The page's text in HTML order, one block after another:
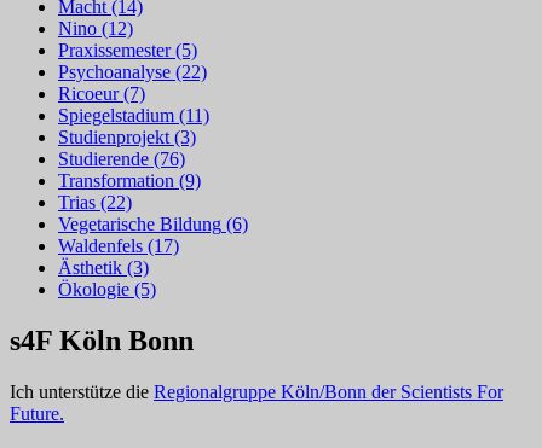
Macht(14)
Nino (12)
Praxissemester(5)
Psychoanalyse (22)
Ricoeur(7)
Spiegelstadium (11)
Studienprojekt(3)
Studierende (76)
Transformation (9)
Trias (22)
Vegetarische Bildung (6)
Waldenfels (17)
Ästhetik (3)
Ökologie (5)
s4F Köln Bonn
Ich unterstütze die Regionalgruppe Köln/Bonn der Scientists For
Future.